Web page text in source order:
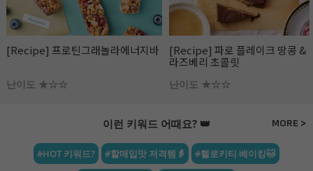
[Recipe] 프로틴그래놀라에너지바
난이도 ★☆☆
[Recipe] 파로 플레이크 땅콩 &
라즈베리 초콜릿
난이도 ★☆☆
이런 키워드 어때요? 👑 MORE >
#HOT 키워드? #할매입맛 저격템👵 #헬로키티 베이킹🐱